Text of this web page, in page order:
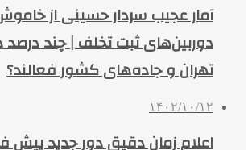
آمار عجیب سردار حسینی از
دوربین‌های ثبت تخلف | چند درصد
تهران و جاده‌های کشور فعالند؟
۱۴۰۲/۱۰/۱۲
اعلام زمان دقیق دور جدید پیش